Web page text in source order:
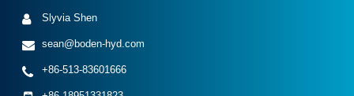
Slyvia Shen
sean@boden-hyd.com
+86-513-83601666